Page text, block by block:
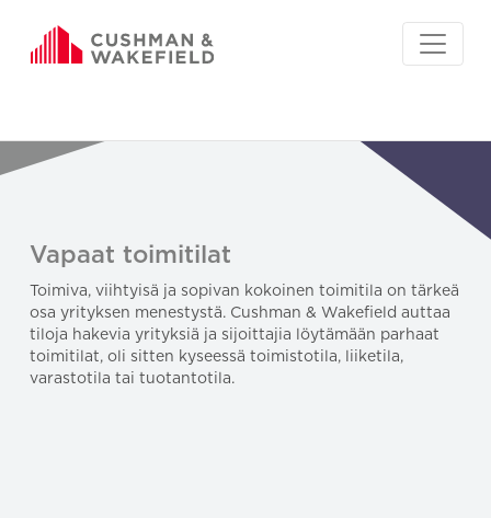
Vapaat toimitilat
Toimiva, viihtyisä ja sopivan kokoinen toimitila on tärkeä
osa yrityksen menestystä. Cushman & Wakefield auttaa
tiloja hakevia yrityksiä ja sijoittajia löytämään parhaat
toimitilat, oli sitten kyseessä toimistotila, liiketila,
varastotila tai tuotantotila.